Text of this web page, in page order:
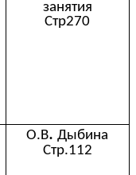
занятия
Стр270
О.В.Дыбина
Стр.112